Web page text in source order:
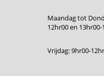
Maandag tot
12hr00 en
Vrijdag: 9hr00-